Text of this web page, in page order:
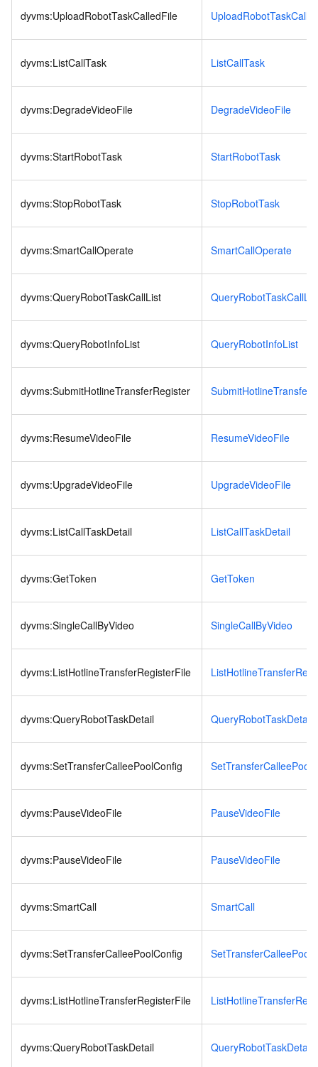
dyvms:UploadRobotTaskCalledFile
dyvms:ListCallTask ListCallTask
dyvms:DegradeVideoFile DegradeVideoFile
dyvms:StartRobotTask StartRobotTask
dyvms:StopRobotTask StopRobotTask
dyvms:SmartCallOperate SmartCallOperate
dyvms:QueryRobotTaskCallList
dyvms:QueryRobotInfoList QueryRobotInfoList
dyvms:SubmitHotlineTransferRegister
dyvms:ResumeVideoFile ResumeVideoFile
dyvms:UpgradeVideoFile UpgradeVideoFile
dyvms:ListCallTaskDetail ListCallTaskDetail
dyvms:GetToken GetToken
dyvms:SingleCallByVideo SingleCallByVideo
dyvms:ListHotlineTransferRegisterFile
dyvms:QueryRobotTaskDetail QueryRobotTaskDetail
dyvms:SetTransferCalleePoolConfig
dyvms:PauseVideoFile PauseVideoFile
dyvms:PauseVideoFile PauseVideoFile
dyvms:SmartCall SmartCall
dyvms:SetTransferCalleePoolConfig
dyvms:ListHotlineTransferRegisterFile
dyvms:QueryRobotTaskDetail QueryRobotTaskDetail